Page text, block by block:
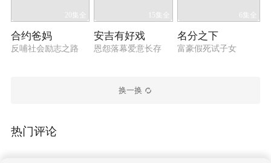
20集全
合约爸妈
反哺社会励志之路
15集全
安吉有好戏
恩怨落幕爱意长存
6集全
名分之下
富豪假死试子女
换一换
热门评论